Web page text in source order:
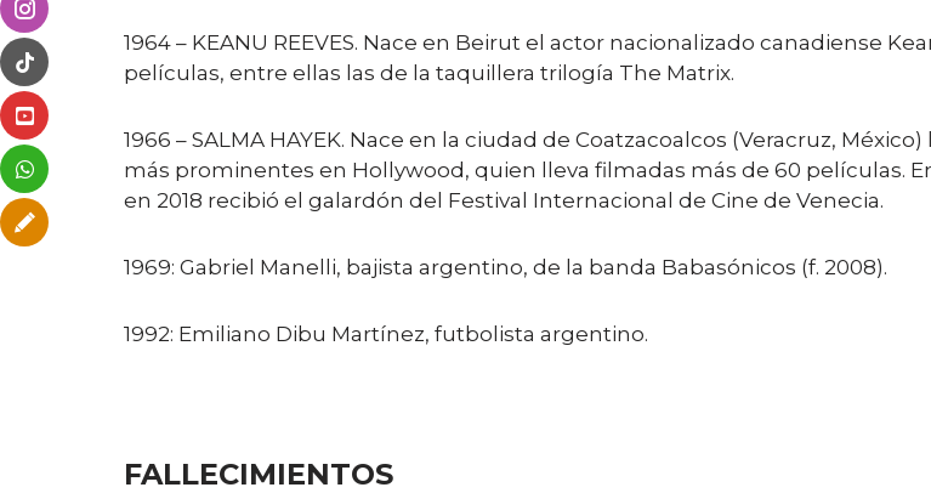
1964 – KEANU REEVES. Nace en Beirut el actor nacionalizado canadiense
películas, entre ellas las de la taquillera trilogía The Matrix.
1966 – SALMA HAYEK. Nace en la ciudad de Coatzacoalcos (Veracruz,
más prominentes en Hollywood, quien lleva filmadas más de 60 películas.
en 2018 recibió el galardón del Festival Internacional de Cine de Venecia.
1969: Gabriel Manelli, bajista argentino, de la banda Babasónicos (f. 2008).
1992: Emiliano Dibu Martínez, futbolista argentino.
FALLECIMIENTOS